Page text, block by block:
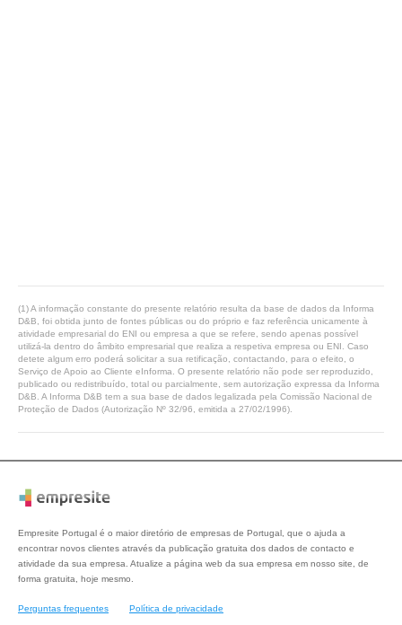
(1) A informação constante do presente relatório resulta da base de dados da Informa
D&B, foi obtida junto de fontes públicas ou do próprio e faz referência unicamente à
atividade empresarial do ENI ou empresa a que se refere, sendo apenas possível
utilizá-la dentro do âmbito empresarial que realiza a respetiva empresa ou ENI. Caso
detete algum erro poderá solicitar a sua retificação, contactando, para o efeito, o
Serviço de Apoio ao Cliente eInforma. O presente relatório não pode ser reproduzido,
publicado ou redistribuído, total ou parcialmente, sem autorização expressa da Informa
D&B. A Informa D&B tem a sua base de dados legalizada pela Comissão Nacional de
Proteção de Dados (Autorização Nº 32/96, emitida a 27/02/1996).
Empresite Portugal é o maior diretório de empresas de Portugal, que o ajuda a
encontrar novos clientes através da publicação gratuita dos dados de contacto e
atividade da sua empresa. Atualize a página web da sua empresa em nosso site, de
forma gratuita, hoje mesmo.
Perguntas frequentes Política de privacidade